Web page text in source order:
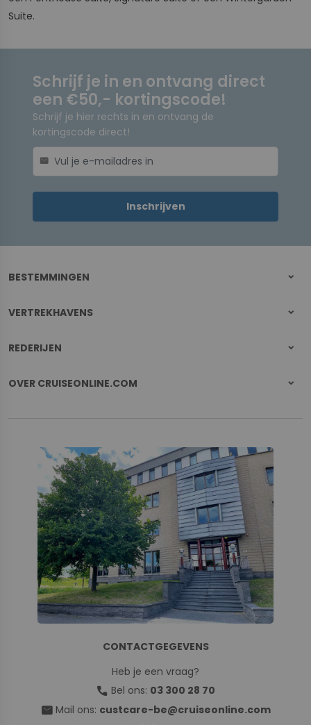
Suite.
Schrijf je in en ontvang direct
een €50,- kortingscode!
Schrijf je hier rechts in en ontvang de
kortingscode direct!
mail
Inschrijven
BESTEMMINGEN
VERTREKHAVENS
REDERIJEN
OVER CRUISEONLINE.COM
CONTACTGEGEVENS
Heb je een vraag?
call Bel ons: 03 300 28 70
mail Mail ons: custcare-be@cruiseonline.com